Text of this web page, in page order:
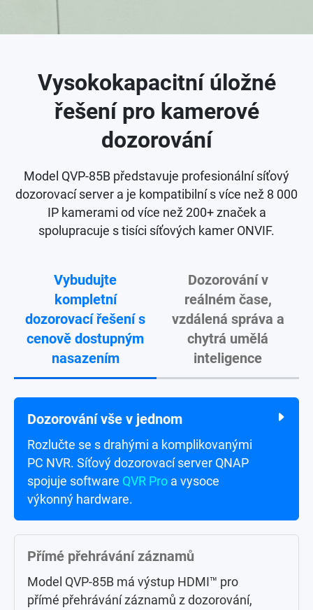
Vysokokapacitní úložné
řešení pro kamerové
dozorování
Model QVP-85B představuje profesionální síťový
dozorovací server a je kompatibilní s více než 8 000
IP kamerami od více než 200+ značek a
spolupracuje s tisíci síťových kamer ONVIF.
Vybudujte
kompletní
dozorovací řešení s
cenově dostupným
nasazením
Dozorování v
reálném čase,
vzdálená správa a
chytrá umělá
inteligence
Dozorování vše v jednom
Rozlučte se s drahými a komplikovanými
PC NVR. Síťový dozorovací server QNAP
spojuje software QVR Proa vysoce
výkonný hardware.
Přímé přehrávání záznamů
Model QVP-85B má výstup HDMI™ pro
přímé přehrávání záznamů z dozorování,
Živé dozorování pomocí kamerového
systému
Sledujte živé kanály a přijímejte
upozornění v klientských aplikacích na
počítačích nebo vmobilech
Centrální správa ve velkém měřítku
Centrální ovládání až 256 dozorovacích
NAS (licence se prodávají samostatně) na